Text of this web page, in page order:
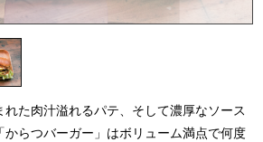
た肉汁溢れるパテ、そして濃厚なソース
からつバーガー」はボリューム満点で何度